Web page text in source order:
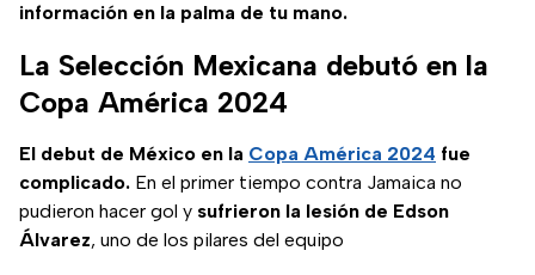
información en la palma de tu mano.
La Selección Mexicana debutó en la
Copa América 2024
El debut de México en la Copa América 2024 fue
complicado. En el primer tiempo contra Jamaica no
pudieron hacer gol y sufrieron la lesión de Edson
Álvarez, uno de los pilares del equipo